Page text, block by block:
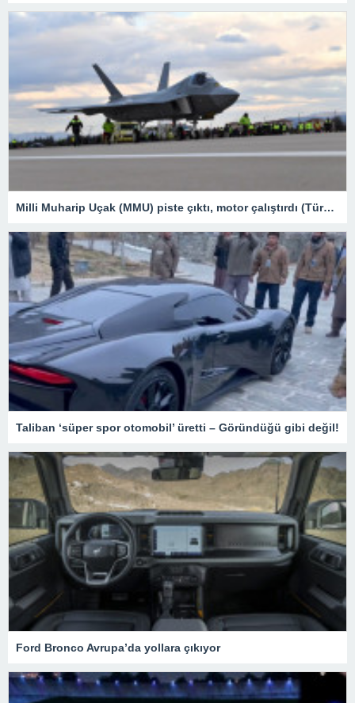
Milli Muharip Uçak (MMU) piste çıktı, motor çalıştırdı (Türkiye’nin yeni nesil yerli silahları) – Son Dakika Teknoloji Haberleri
Taliban ‘süper spor otomobil’ üretti – Göründüğü gibi değil!
Ford Bronco Avrupa’da yollara çıkıyor